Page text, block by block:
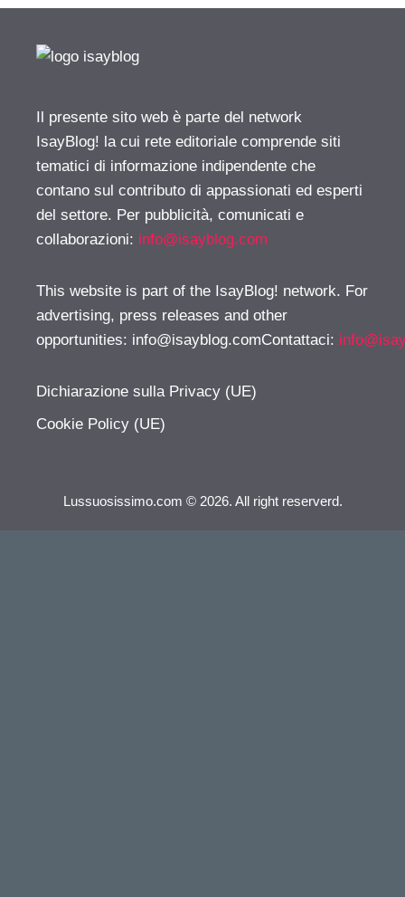
Il presente sito web è parte del network
IsayBlog! la cui rete editoriale comprende siti
tematici di informazione indipendente che
contano sul contributo di appassionati ed esperti
del settore. Per pubblicità, comunicati e
collaborazioni: info@isayblog.com
This website is part of the IsayBlog! network. For
advertising, press releases and other
opportunities: info@isayblog.comContattaci:
Dichiarazione sulla Privacy (UE)
Cookie Policy (UE)
Lussuosissimo.com © 2026. All right reserverd.